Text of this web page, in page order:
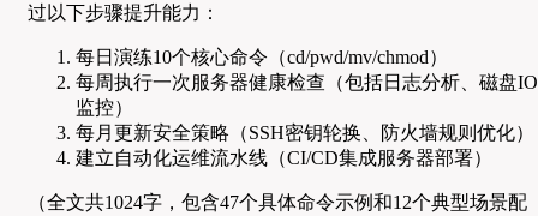
过以下步骤提升能力：
每日演练10个核心命令（cd/pwd/mv/chmod）
每周执行一次服务器健康检查（包括日志分析、磁盘IO
监控）
每月更新安全策略（SSH密钥轮换、防火墙规则优化）
建立自动化运维流水线（CI/CD集成服务器部署）
（全文共1024字，包含47个具体命令示例和12个典型场景配